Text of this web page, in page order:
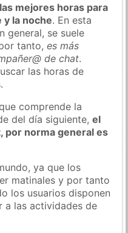
las mejores horas para
y la noche. En esta
general, se suele
tanto,es más
de chat.
las horas de
comprende la
del día siguiente,el
por norma general es
ya que los
matinales y por tanto
los usuarios disponen
a las actividades de